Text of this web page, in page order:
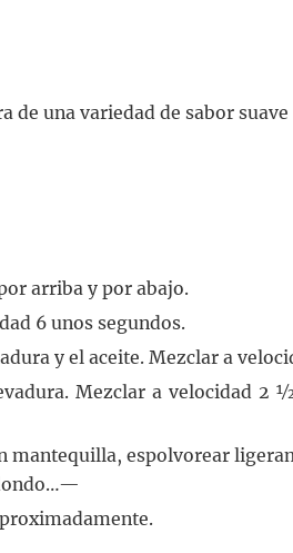
de una variedad de sabor suave
arriba y por abajo.
6 unos segundos.
y el aceite. Mezclar a
Mezclar a velocidad 2
mantequilla, espolvorear